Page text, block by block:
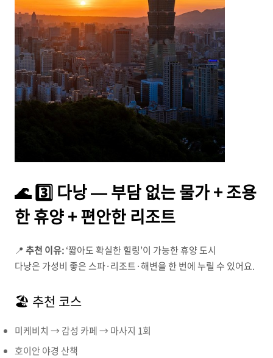
🌊 3️⃣ 다낭 — 부담 없는 물가 + 조용
한 휴양 + 편안한 리조트
📍 추천 이유:‘짧아도 확실한 힐링’이 가능한 휴양 도시
다낭은 가성비 좋은 스파·리조트·해변을 한 번에 누릴 수 있어요.
🏖 추천 코스
미케비치 → 감성 카페 → 마사지 1회
호이안 야경 산책